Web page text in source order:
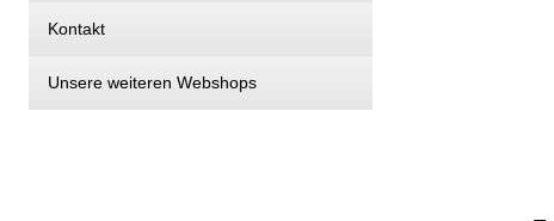
Kontakt
Unsere weiteren Webshops